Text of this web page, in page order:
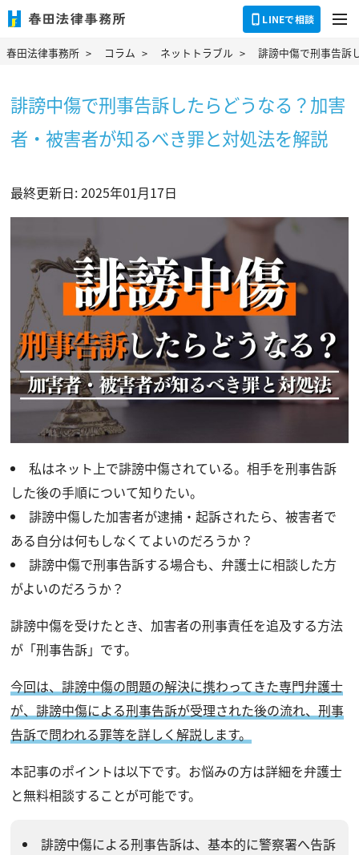
LINEで相談 dehaze
春田法律事務所 コラム ネットトラブル 誹謗中傷で刑事告訴
誹謗中傷で刑事告訴したらどうなる？加害
者・被害者が知るべき罪と対処法を解説
最終更新日: 2025年01月17日
私はネット上で誹謗中傷されている。相手を刑事告訴
した後の手順について知りたい。
誹謗中傷した加害者が逮捕・起訴されたら、被害者で
ある自分は何もしなくてよいのだろうか？
誹謗中傷で刑事告訴する場合も、弁護士に相談した方
がよいのだろうか？
誹謗中傷を受けたとき、加害者の刑事責任を追及する方法
が「刑事告訴」です。
今回は、誹謗中傷の問題の解決に携わってきた専門弁護士
が、誹謗中傷による刑事告訴が受理された後の流れ、刑事
告訴で問われる罪等を詳しく解説します。
本記事のポイントは以下です。お悩みの方は詳細を弁護士
と無料相談することが可能です。
誹謗中傷による刑事告訴は、基本的に警察署へ告訴